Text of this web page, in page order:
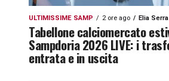
ULTIMISSIME SAMP 2 ore ago Elia Serra
Tabellone calciomercato
Sampdoria 2026 LIVE: i
entrata e in uscita